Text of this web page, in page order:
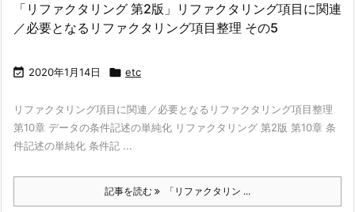
「リファクタリング 第2版」リファクタリング項目に関連
／必要となるリファクタリング項目整理 その5
 2020年1月14日  etc
リファクタリング項目に関連／必要となるリファクタリング項目整理
第10章 データの条件記述の単純化 リファクタリング 第2版 第10章 条
件記述の単純化 条件記 ...
記事を読む 「リファクタリン ...